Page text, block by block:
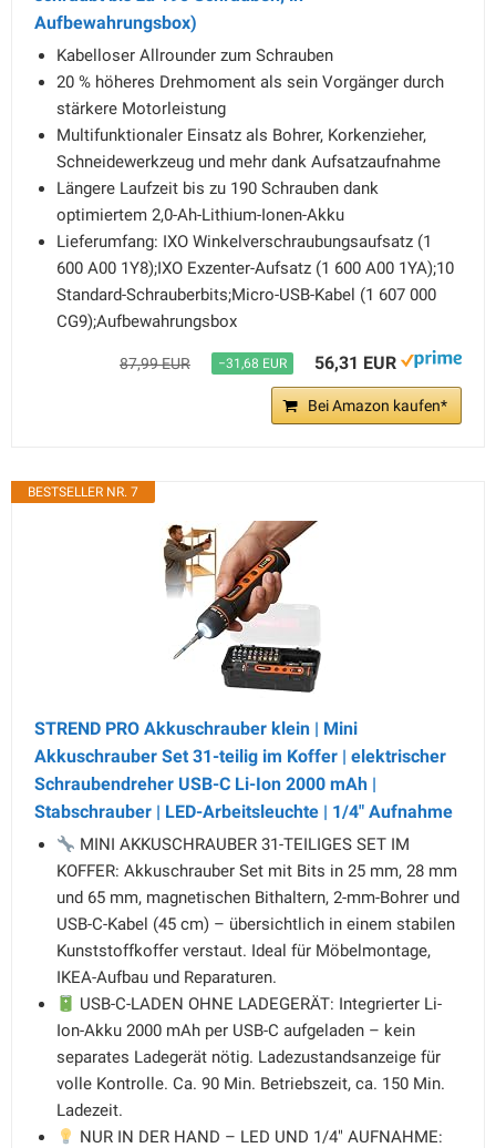
Aufbewahrungsbox)
Kabelloser Allrounder zum Schrauben
20 % höheres Drehmoment als sein Vorgänger durch
stärkere Motorleistung
Multifunktionaler Einsatz als Bohrer, Korkenzieher,
Schneidewerkzeug und mehr dank Aufsatzaufnahme
Längere Laufzeit bis zu 190 Schrauben dank
optimiertem 2,0-Ah-Lithium-Ionen-Akku
Lieferumfang: IXO Winkelverschraubungsaufsatz (1
600 A00 1Y8);IXO Exzenter-Aufsatz (1 600 A00 1YA);10
Standard-Schrauberbits;Micro-USB-Kabel (1 607 000
CG9);Aufbewahrungsbox
87,99 EUR −31,68 EUR 56,31 EUR
Bei Amazon kaufen*
BESTSELLER NR. 7
STREND PRO Akkuschrauber klein | Mini
Akkuschrauber Set 31-teilig im Koffer | elektrischer
Schraubendreher USB-C Li-Ion 2000 mAh |
Stabschrauber | LED-Arbeitsleuchte | 1/4" Aufnahme
MINI AKKUSCHRAUBER 31-TEILIGES SET IM
KOFFER: Akkuschrauber Set mit Bits in 25 mm, 28 mm
und 65 mm, magnetischen Bithaltern, 2-mm-Bohrer und
USB-C-Kabel (45 cm) – übersichtlich in einem stabilen
Kunststoffkoffer verstaut. Ideal für Möbelmontage,
IKEA-Aufbau und Reparaturen.
USB-C-LADEN OHNE LADEGERÄT: Integrierter Li-
Ion-Akku 2000 mAh per USB-C aufgeladen – kein
separates Ladegerät nötig. Ladezustandsanzeige für
volle Kontrolle. Ca. 90 Min. Betriebszeit, ca. 150 Min.
Ladezeit.
NUR IN DER HAND – LED UND 1/4" AUFNAHME: